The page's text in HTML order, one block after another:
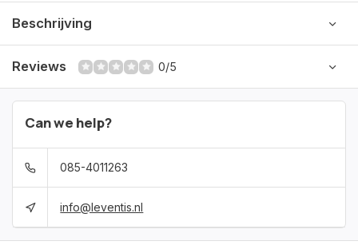
Beschrijving
Reviews 0/5
Can we help?
085-4011263
info@leventis.nl